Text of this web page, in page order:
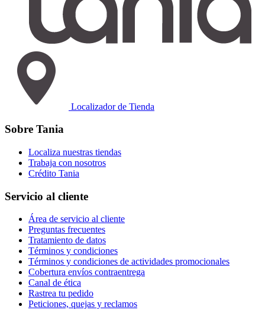
Localizador de Tienda
Sobre Tania
Localiza nuestras tiendas
Trabaja con nosotros
Crédito Tania
Servicio al cliente
Área de servicio al cliente
Preguntas frecuentes
Tratamiento de datos
Términos y condiciones
Términos y condiciones de actividades promocionales
Cobertura envíos contraentrega
Canal de ética
Rastrea tu pedido
Peticiones, quejas y reclamos